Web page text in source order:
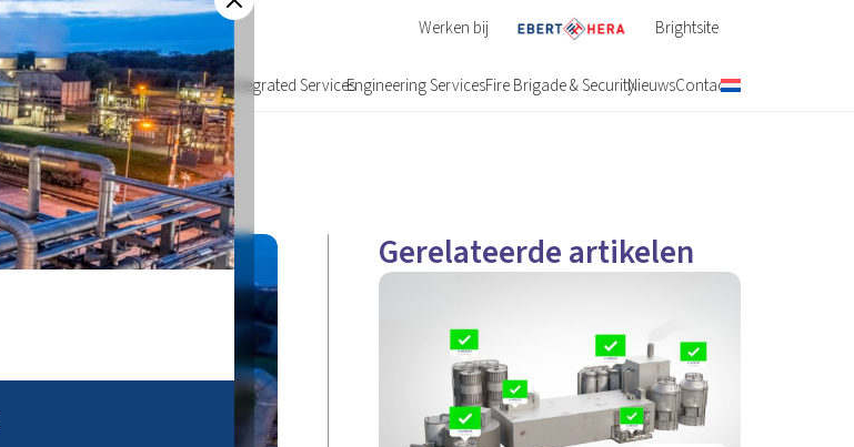
Werken bij Brightsite
Over onsIntegrated ServicesEngineering ServicesFire Brigade & SecurityNieuwsContact
Gerelateerde artikelen